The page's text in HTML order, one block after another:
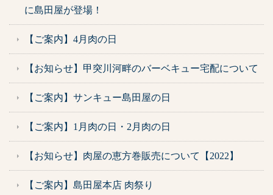
に島田屋が登場！
【ご案内】4月肉の日
【お知らせ】甲突川河畔のバーベキュー宅配について
【ご案内】サンキュー島田屋の日
【ご案内】1月肉の日・2月肉の日
【お知らせ】肉屋の恵方巻販売について【2022】
【ご案内】島田屋本店 肉祭り